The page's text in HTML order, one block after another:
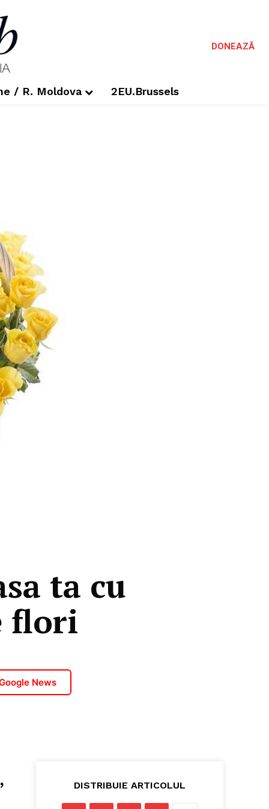
DONEAZĂ
/ R. Moldova 2EU.Brussels
ta cu
flori
News
DISTRIBUIE ARTICOLUL